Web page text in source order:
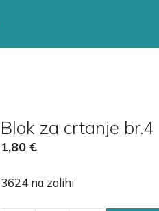
Blok za crtanje
1,80 €
3624 na zalihi